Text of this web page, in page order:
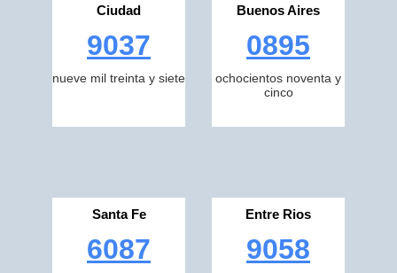
Ciudad
9037
nueve mil treinta y siete
Buenos Aires
0895
ochocientos noventa y
cinco
Santa Fe
6087
Entre Rios
9058